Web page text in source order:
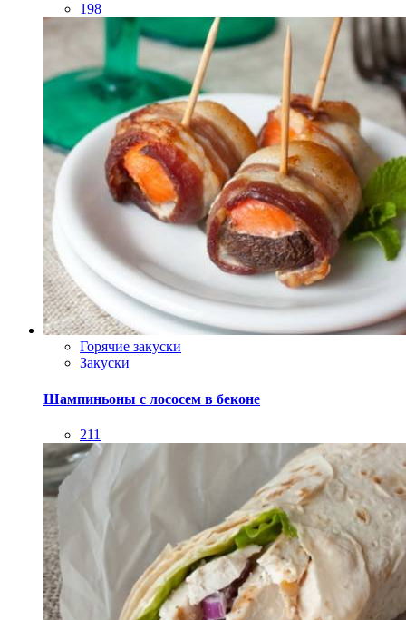
Горячие закуски
Закуски
Шампиньоны с лососем в беконе
211